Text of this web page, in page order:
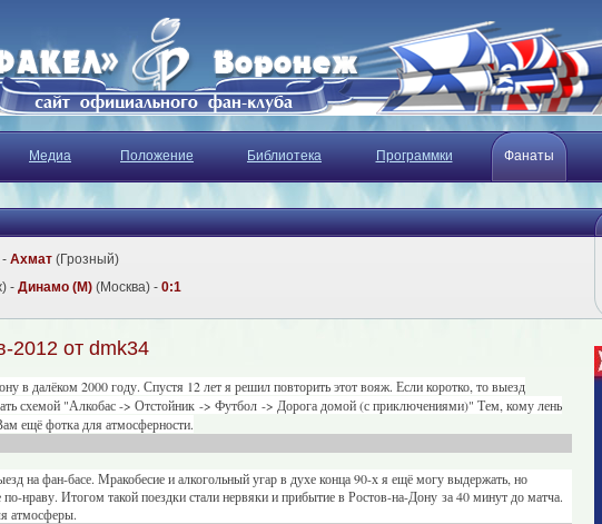
Медиа Положение Библиотека Программки Фанаты
Ахмат (Грозный)
- Динамо (М) (Москва) - 0:1
2012 от dmk34
в далёком 2000 году. Спустя 12 лет я решил повторить этот вояж. Если коротко, то выезд
схемой "Алкобас -> Отстойник -> Футбол -> Дорога домой (с приключениями)" Тем, кому лень
ещё фотка для атмосферности.
на фан-басе. Мракобесие и алкогольный угар в духе конца 90-х я ещё могу выдержать, но
нраву. Итогом такой поездки стали нервяки и прибытие в Ростов-на-Дону за 40 минут до матча.
атмосферы.